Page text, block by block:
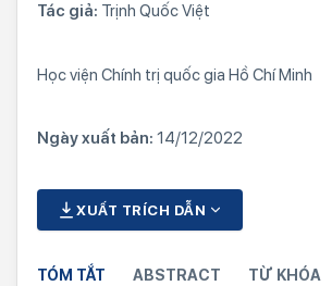
Tác giả: Trịnh Quốc Việt
Học viện Chính trị quốc gia Hồ Chí Minh
Ngày xuất bản: 14/12/2022
XUẤT TRÍCH DẪN
TÓM TẮT ABSTRACT TỪ KHÓA